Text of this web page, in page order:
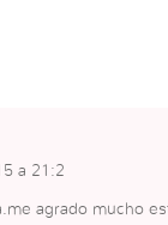
a 21:2
agrado mucho